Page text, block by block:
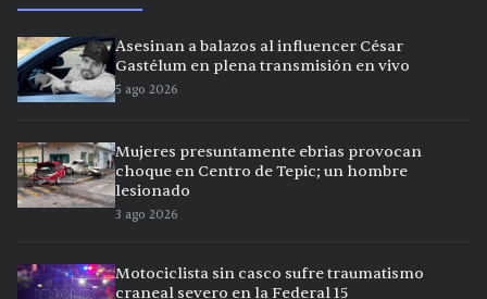
Asesinan a balazos al influencer César
Gastélum en plena transmisión en vivo
5 ago 2026
Mujeres presuntamente ebrias provocan
choque en Centro de Tepic; un hombre
lesionado
3 ago 2026
Motociclista sin casco sufre traumatismo
craneal severo en la Federal 15